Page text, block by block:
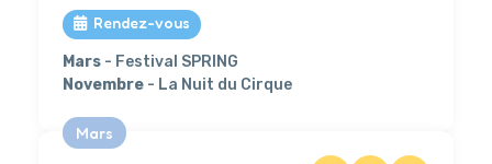
Rendez-vous
Mars - Festival SPRING
Novembre - La Nuit du Cirque
Mars